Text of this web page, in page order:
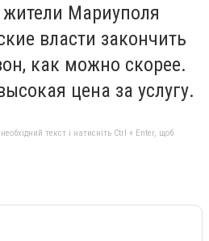
Мариуполя
власти закончить
как можно скорее.
цена за услугу.
текст і натисніть Ctrl + Enter, щоб